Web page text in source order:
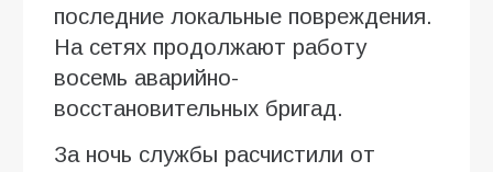
последние локальные повреждения.
На сетях продолжают работу
восемь аварийно-
восстановительных бригад.
За ночь службы расчистили от